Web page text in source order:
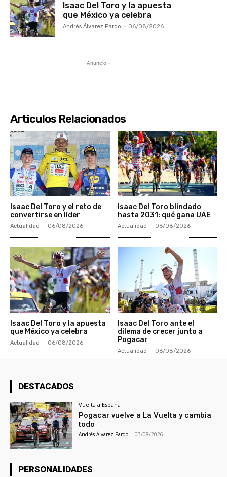
Isaac Del Toro y la apuesta
que México ya celebra
Andrés Álvarez Pardo - 06/08/2026
- Anuncio -
Articulos Relacionados
Isaac Del Toro y el reto de
convertirse en líder
Actualidad 06/08/2026
Isaac Del Toro blindado
hasta 2031: qué gana UAE
Actualidad 06/08/2026
Isaac Del Toro y la apuesta
que México ya celebra
Actualidad 06/08/2026
Isaac Del Toro ante el
dilema de crecer junto a
Pogacar
Actualidad 06/08/2026
DESTACADOS
Vuelta a España
Pogacar vuelve a La Vuelta y cambia
todo
Andrés Álvarez Pardo - 03/08/2026
PERSONALIDADES